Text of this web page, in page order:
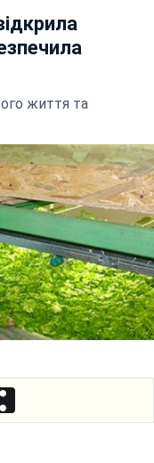
життя та